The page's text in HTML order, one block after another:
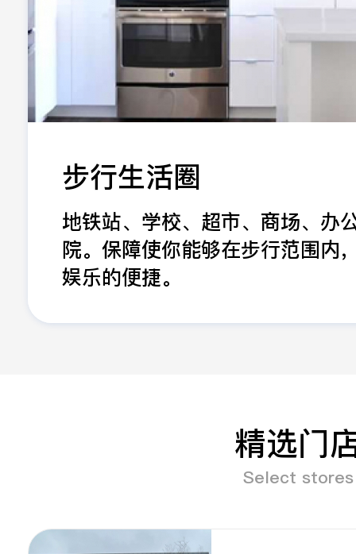
步行生活圈
地铁站、学校、超市、商场、办
院。保障使你能够在步行范围内
娱乐的便捷。
精选门
Select stores